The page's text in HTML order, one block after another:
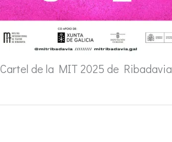
Cartel de la MIT 2025 de Ribadavia